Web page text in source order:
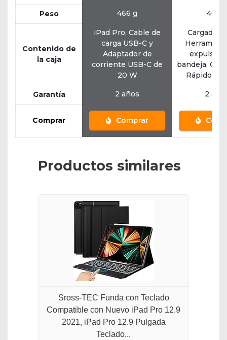
Peso 466 g 460 g
Contenido de
la caja
iPad Pro, Cable de
carga USB-C y
Adaptador de
corriente USB-C de
20 W
Cargador,
expulsión
bandeja,
Rápido y
Garantía 2 años 2
Comprar Comprar
Productos similares
Sross-TEC Funda con Teclado
Compatible con Nuevo iPad Pro 12.9
2021, iPad Pro 12.9 Pulgada
Teclado...